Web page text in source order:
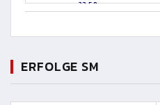
23:59
ERFOLGE SM